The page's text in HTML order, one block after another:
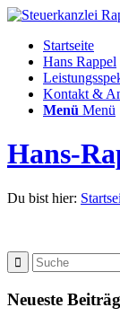
Startseite
Hans Rappel
Kontakt &
Menü Menü
Hans-
Du bist hier:
Neueste